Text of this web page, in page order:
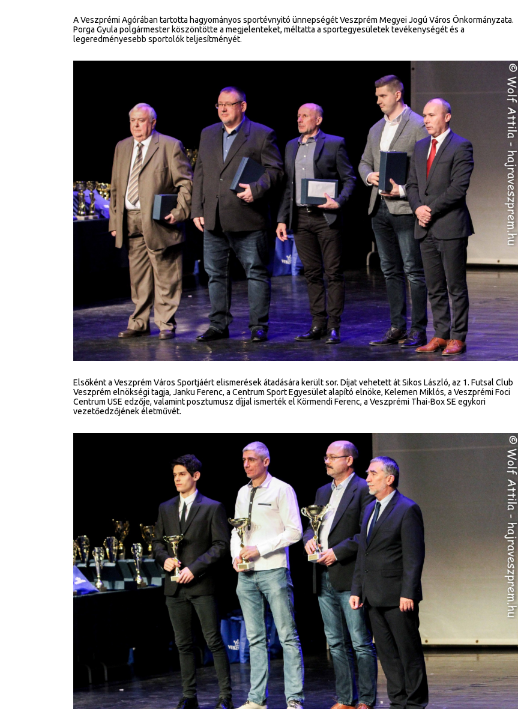
A Veszprémi Agórában tartotta hagyományos sportévnyitó ünnepségét Veszprém Megyei Jogú Város Önkormányzata.
Porga Gyula polgármester köszöntötte a megjelenteket, méltatta a sportegyesületek tevékenységét és a
legeredményesebb sportolók teljesítményét.
Elsőként a Veszprém Város Sportjáért elismerések átadására került sor. Díjat vehetett át Sikos László, az 1. Futsal Club
Veszprém elnökségi tagja, Janku Ferenc, a Centrum Sport Egyesület alapító elnöke, Kelemen Miklós, a Veszprémi Foci
Centrum USE edzője, valamint posztumusz díjjal ismerték el Körmendi Ferenc, a Veszprémi Thai-Box SE egykori
vezetőedzőjének életművét.